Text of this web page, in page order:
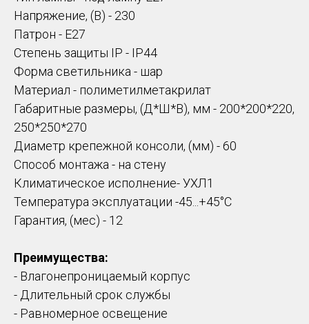
Напряжение, (В) - 230
Патрон - E27
Степень защиты IP - IP44
Форма светильника - шар
Материал - полиметилметакрилат
Габаритные размеры, (Д*Ш*В), мм - 200*200*220,
250*250*270
Диаметр крепежной консоли, (мм) - 60
Способ монтажа - на стену
Климатическое исполнение- УХЛ1
Температура эксплуатации -45...+45°С
Гарантия, (мес) - 12
Преимущества:
- Влагонепроницаемый корпус
- Длительный срок службы
- Равномерное освещение